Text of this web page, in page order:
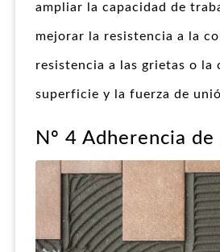
ampliar la capacidad de
mejorar la resistencia a la
resistencia a las grietas o la
superficie y la fuerza de
Nº 4 Adherencia de